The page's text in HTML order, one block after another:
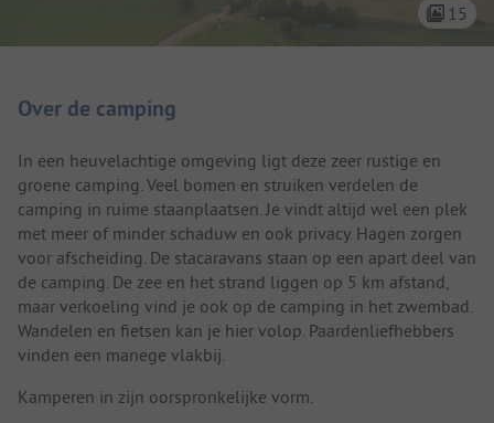
15
Over de camping
In een heuvelachtige omgeving ligt deze zeer rustige en
groene camping. Veel bomen en struiken verdelen de
camping in ruime staanplaatsen. Je vindt altijd wel een plek
met meer of minder schaduw en ook privacy. Hagen zorgen
voor afscheiding. De stacaravans staan op een apart deel van
de camping. De zee en het strand liggen op 5 km afstand,
maar verkoeling vind je ook op de camping in het zwembad.
Wandelen en fietsen kan je hier volop. Paardenliefhebbers
vinden een manege vlakbij.
Kamperen in zijn oorspronkelijke vorm.